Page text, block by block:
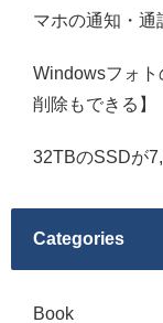
マホの通知・通
Windowsフォ
削除もできる】
32TBのSSDが
Categories
Book